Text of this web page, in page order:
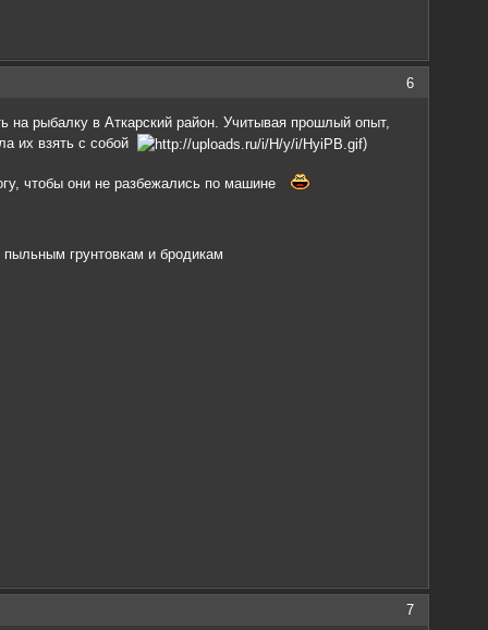
6
на рыбалку в Аткарский район. Учитывая прошлый опыт,
их взять с собой
)
чтобы они не разбежались по машине
грунтовкам и бродикам
7